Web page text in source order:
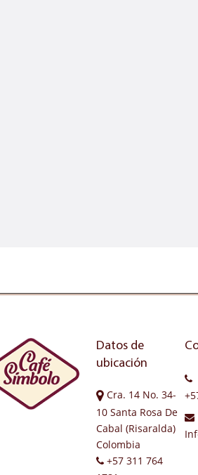
Datos de
ubicación
Cra. 14 No. 34-
10 Santa Rosa De
Cabal (Risaralda)
Colombia
+57 311 764